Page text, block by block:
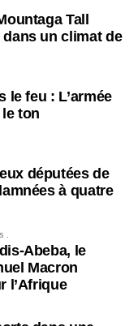
Tall
un climat de
le feu : L’armée
ton
députées de
à quatre
.
Abeba, le
Macron
l’Afrique